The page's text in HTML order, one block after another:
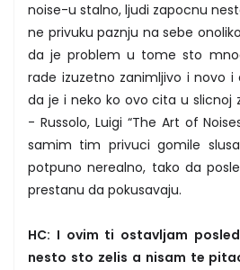
noise-u stalno, ljudi zapocnu
ne privuku paznju na sebe
da je problem u tome sto
rade izuzetno zanimljivo i novo
da je i neko ko ovo cita u slicnoj
- Russolo, Luigi “The Art of
samim tim privuci gomile
potpuno nerealno, tako da
prestanu da pokusavaju.
HC: I ovim ti ostavljam
nesto sto zelis a nisam te